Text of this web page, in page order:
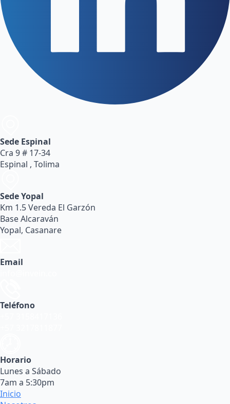
Sede Espinal
Cra 9 # 17-34
Espinal , Tolima
Sede Yopal
Km 1.5 Vereda El Garzón
Base Alcaraván
Yopal, Casanare
Email
Teléfono
Horario
Lunes a Sábado
7am a 5:30pm
Inicio